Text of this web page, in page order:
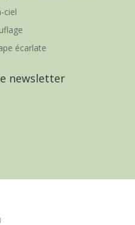
ciel
écarlate
newsletter